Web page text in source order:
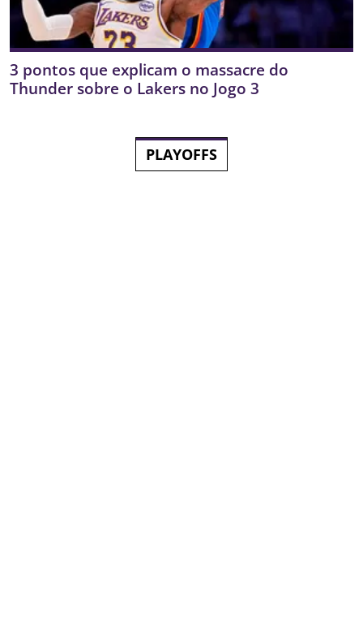
3 pontos que explicam o massacre do
Thunder sobre o Lakers no Jogo 3
PLAYOFFS